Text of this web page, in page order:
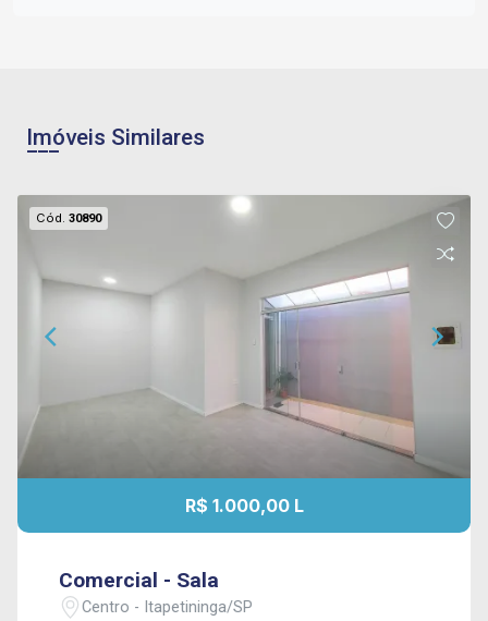
Imóveis Similares
Cód.30890
R$ 1.000,00 L
Comercial - Sala
Centro - Itapetininga/SP